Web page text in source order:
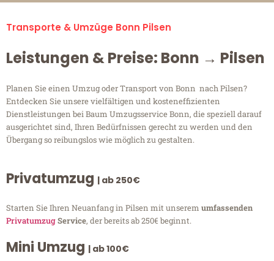
Transporte & Umzüge Bonn Pilsen
Leistungen & Preise: Bonn → Pilsen
Planen Sie einen Umzug oder Transport von Bonn nach Pilsen?
Entdecken Sie unsere vielfältigen und kosteneffizienten
Dienstleistungen bei Baum Umzugsservice Bonn, die speziell darauf
ausgerichtet sind, Ihren Bedürfnissen gerecht zu werden und den
Übergang so reibungslos wie möglich zu gestalten.
Privatumzug | ab 250€
Starten Sie Ihren Neuanfang in Pilsen mit unserem umfassenden
PrivatumzugService, der bereits ab 250€ beginnt.
Mini Umzug | ab 100€